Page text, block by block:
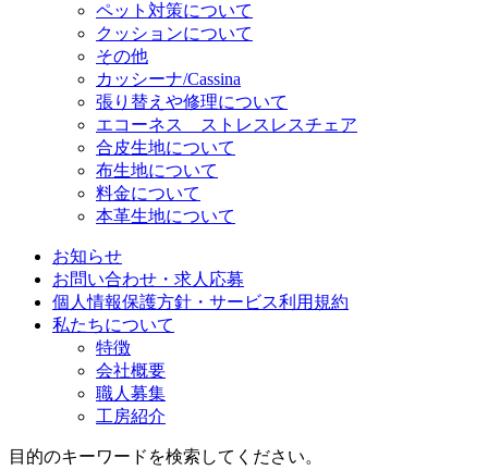
ペット対策について
クッションについて
その他
カッシーナ/Cassina
張り替えや修理について
エコーネス ストレスレスチェア
合皮生地について
布生地について
料金について
本革生地について
お知らせ
お問い合わせ・求人応募
個人情報保護方針・サービス利用規約
私たちについて
特徴
会社概要
職人募集
工房紹介
目的のキーワードを検索してください。